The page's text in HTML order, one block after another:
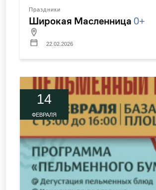
Праздники
Широкая Масленница 0+
22.02.2026
14
ФЕВРАЛЯ